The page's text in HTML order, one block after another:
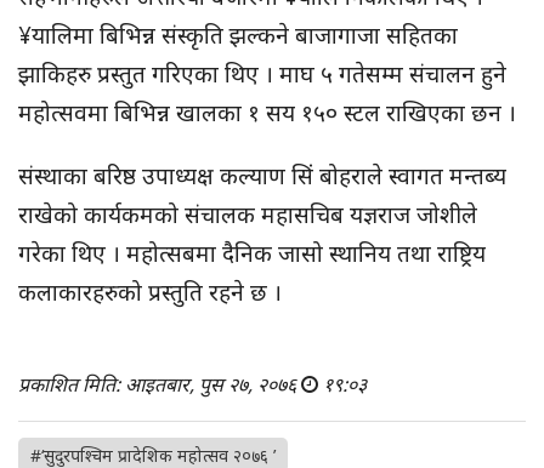
¥यालिमा बिभिन्न संस्कृति झल्कने बाजागाजा सहितका
झाकिहरु प्रस्तुत गरिएका थिए । माघ ५ गतेसम्म संचालन हुने
महोत्सवमा बिभिन्न खालका १ सय १५० स्टल राखिएका छन ।
संस्थाका बरिष्ठ उपाध्यक्ष कल्याण सिं बोहराले स्वागत मन्तब्य
राखेको कार्यकमको संचालक महासचिब यज्ञराज जोशीले
गरेका थिए । महोत्सबमा दैनिक जासो स्थानिय तथा राष्ट्रिय
कलाकारहरुको प्रस्तुति रहने छ ।
प्रकाशित मिति: आइतबार, पुस २७, २०७६ १९:०३
#‘सुदुरपश्चिम प्रादेशिक महोत्सव २०७६ ’